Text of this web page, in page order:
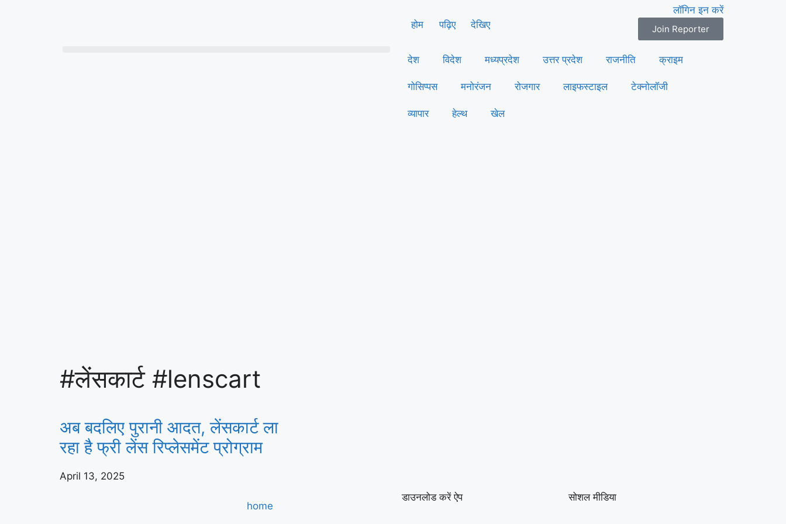
लॉगिन इन करें
होम
पढ़िए देखिए Join Reporter
देश विदेश मध्यप्रदेश उत्तर प्रदेश राजनीति क्राइम
गोसिप्पस मनोरंजन रोजगार लाइफस्टाइल टेक्नोलॉजी
व्यापार हेल्थ खेल
#लेंसकार्ट #lenscart
अब बदलिए पुरानी आदत, लेंसकार्ट ला
रहा है फ्री लेंस रिप्लेसमेंट प्रोग्राम
April 13, 2025
home
डाउनलोड करें ऐप सोशल मीडिया